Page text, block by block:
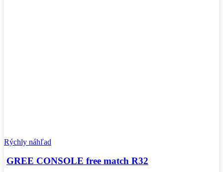
Rýchly náhľad
GREE CONSOLE free match R32